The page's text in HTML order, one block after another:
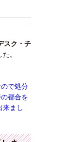
スク・チ
。
で処分
都合を
来まし